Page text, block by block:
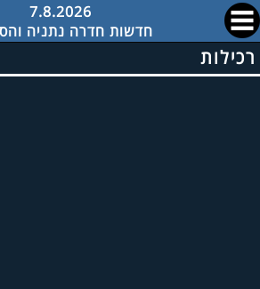
7.8.2026
חדשות חדרה נתניה
רכילות